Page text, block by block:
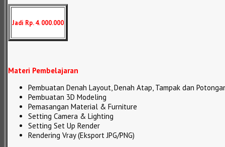
Jadi Rp. 4. 000.000
Materi Pembelajaran
Pembuatan Denah Layout, Denah Atap, Tampak dan
Pembuatan 3D Modeling
Pemasangan Material & Furniture
Setting Camera & Lighting
Setting Set Up Render
Rendering Vray (Eksport JPG/PNG)